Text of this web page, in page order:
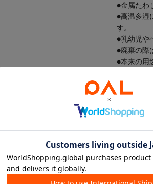
●金属たわ
●高温多湿
す。
●乳幼児や
●廃棄の際
●本来の用
※ご使用前
※商品画像
光の当たり
※出荷前に